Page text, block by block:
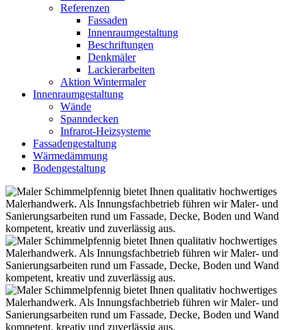
Referenzen
Fassaden
Innenraumgestaltung
Beschriftungen
Denkmäler
Lackierarbeiten
Aktion Wintermaler
Innenraumgestaltung
Wände
Spanndecken
Infrarot-Heizsysteme
Fassadengestaltung
Wärmedämmung
Bodengestaltung